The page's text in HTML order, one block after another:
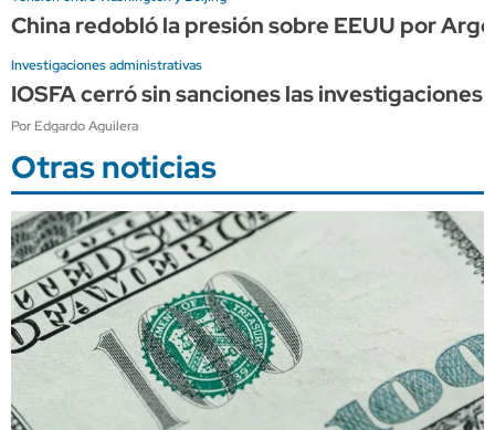
China redobló la presión sobre EEUU por
Investigaciones administrativas
IOSFA cerró sin sanciones las
Por Edgardo Aguilera
Otras noticias